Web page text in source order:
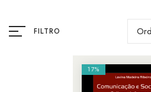
FILTRO
17%